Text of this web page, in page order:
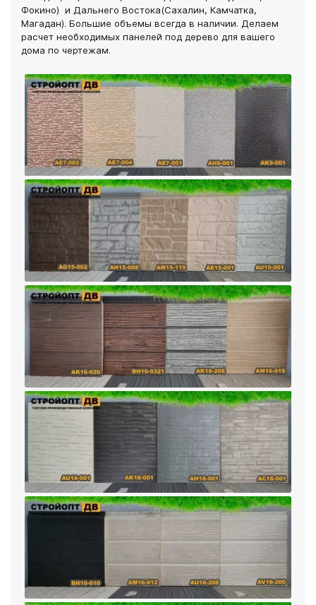
Фокино) и Дальнего Востока(Сахалин, Камчатка,
Магадан). Большие объемы всегда в наличии. Делаем
расчет необходимых панелей под дерево для вашего
дома по чертежам.